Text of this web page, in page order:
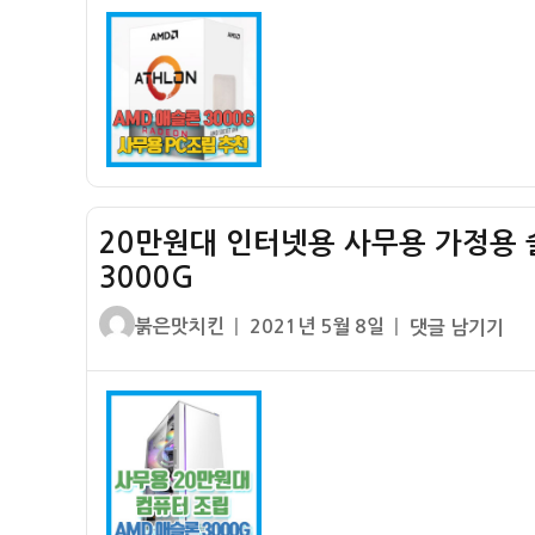
레
이
지
20만원대 인터넷용 사무용 가정용
3000G
글
붉은맛치킨
작
2021년 5월 8일
20
댓글 남기기